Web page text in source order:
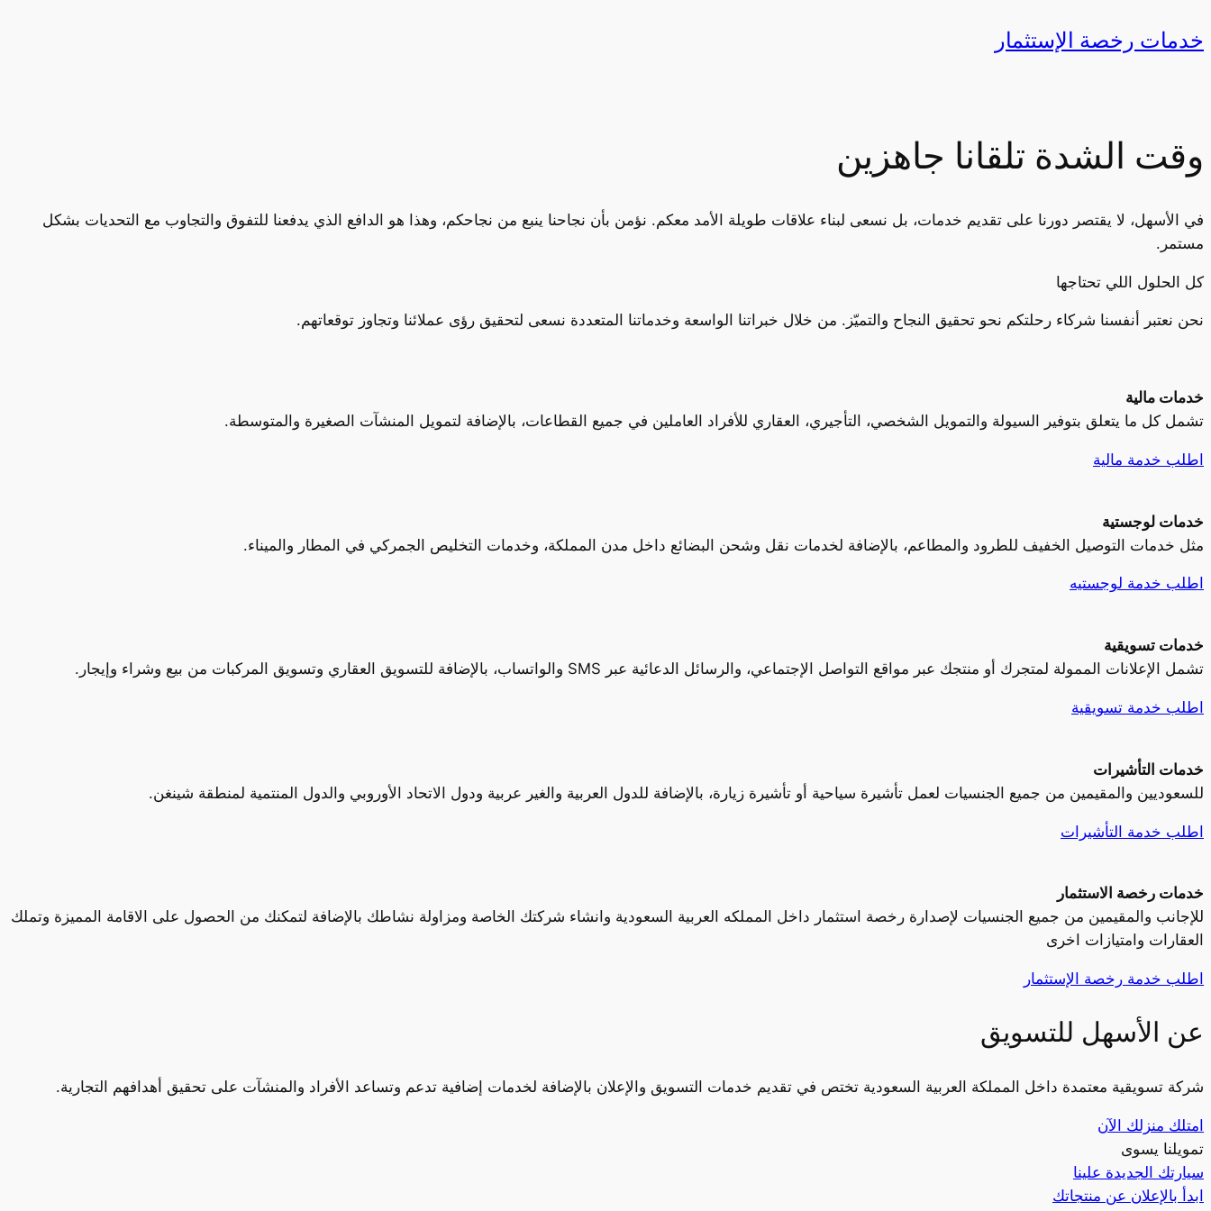
خدمات رخصة الإستثمار
وقت الشدة تلقانا جاهزين
في الأسهل، لا يقتصر دورنا على تقديم خدمات، بل نسعى لبناء علاقات طويلة الأمد معكم. نؤمن بأن نجاحنا ينبع من نجاحكم، وهذا هو الدافع الذي يدفعنا للتفوق والتجاوب مع التحديات بشكل
مستمر.
كل الحلول اللي تحتاجها
نحن نعتبر أنفسنا شركاء رحلتكم نحو تحقيق النجاح والتميّز. من خلال خبراتنا الواسعة وخدماتنا المتعددة نسعى لتحقيق رؤى عملائنا وتجاوز توقعاتهم.
خدمات مالية
تشمل كل ما يتعلق بتوفير السيولة والتمويل الشخصي، التأجيري، العقاري للأفراد العاملين في جميع القطاعات، بالإضافة لتمويل المنشآت الصغيرة والمتوسطة.
اطلب خدمة مالية
خدمات لوجستية
مثل خدمات التوصيل الخفيف للطرود والمطاعم، بالإضافة لخدمات نقل وشحن البضائع داخل مدن المملكة، وخدمات التخليص الجمركي في المطار والميناء.
اطلب خدمة لوجستيه
خدمات تسويقية
تشمل الإعلانات الممولة لمتجرك أو منتجك عبر مواقع التواصل الإجتماعي، والرسائل الدعائية عبر SMS والواتساب، بالإضافة للتسويق العقاري وتسويق المركبات من بيع وشراء وإيجار.
اطلب خدمة تسويقية
خدمات التأشيرات
للسعوديين والمقيمين من جميع الجنسيات لعمل تأشيرة سياحية أو تأشيرة زيارة، بالإضافة للدول العربية والغير عربية ودول الاتحاد الأوروبي والدول المنتمية لمنطقة شينغن.
اطلب خدمة التأشيرات
خدمات رخصة الاستثمار
للإجانب والمقيمين من جميع الجنسيات لإصدارة رخصة استثمار داخل المملكه العربية السعودية وانشاء شركتك الخاصة ومزاولة نشاطك بالإضافة لتمكنك من الحصول على الاقامة المميزة وتملك
العقارات وامتيازات اخرى
اطلب خدمة رخصة الإستثمار
عن الأسهل للتسويق
شركة تسويقية معتمدة داخل المملكة العربية السعودية تختص في تقديم خدمات التسويق والإعلان بالإضافة لخدمات إضافية تدعم وتساعد الأفراد والمنشآت على تحقيق أهدافهم التجارية.
امتلك منزلك الآن
تمويلنا يسوى
سيارتك الجديدة علينا
ابدأ بالإعلان عن منتجاتك